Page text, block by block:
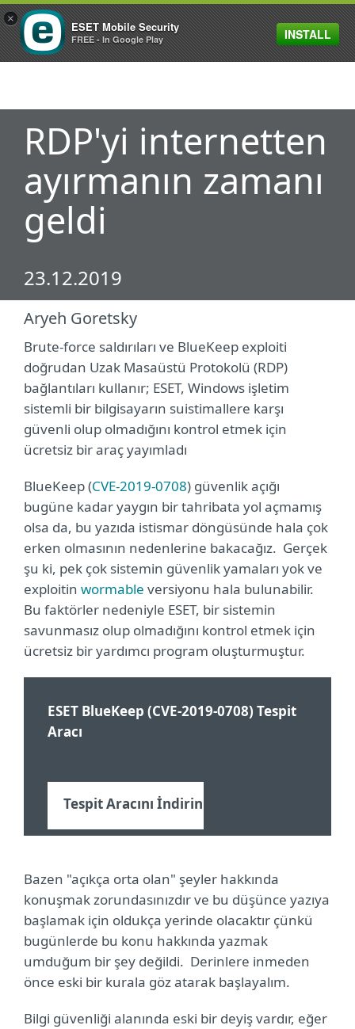
MENU
RDP'yi internetten
ayırmanın zamanı
geldi
23.12.2019
Aryeh Goretsky
Brute-force saldırıları ve BlueKeep exploiti
doğrudan Uzak Masaüstü Protokolü (RDP)
bağlantıları kullanır; ESET, Windows işletim
sistemli bir bilgisayarın suistimallere karşı
güvenli olup olmadığını kontrol etmek için
ücretsiz bir araç yayımladı
BlueKeep (CVE-2019-0708) güvenlik açığı
bugüne kadar yaygın bir tahribata yol açmamış
olsa da, bu yazıda istismar döngüsünde hala çok
erken olmasının nedenlerine bakacağız. Gerçek
şu ki, pek çok sistemin güvenlik yamaları yok ve
exploitin wormable versiyonu hala bulunabilir.
Bu faktörler nedeniyle ESET, bir sistemin
savunmasız olup olmadığını kontrol etmek için
ücretsiz bir yardımcı program oluşturmuştur.
ESET BlueKeep (CVE-2019-0708) Tespit
Aracı
Tespit Aracını İndirin
Bazen "açıkça orta olan" şeyler hakkında
konuşmak zorundasınızdır ve bu düşünce yazıya
başlamak için oldukça yerinde olacaktır çünkü
bugünlerde bu konu hakkında yazmak
umduğum bir şey değildi. Derinlere inmeden
önce eski bir kurala göz atarak başlayalım.
Bilgi güvenliği alanında eski bir deyiş vardır, eğer
×
ESET Mobile Security
FREE - In Google Play INSTALL